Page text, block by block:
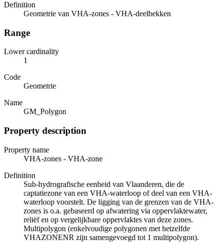
Definition
Geometrie van VHA-zones - VHA-deelbekken
Range
Lower cardinality
1
Code
Geometrie
Name
GM_Polygon
Property description
Property name
VHA-zones - VHA-zone
Definition
Sub-hydrografische eenheid van Vlaanderen, die de
captatiezone van een VHA-waterloop of deel van een VHA-
waterloop voorstelt. De ligging van de grenzen van de VHA-
zones is o.a. gebaseerd op afwatering via oppervlaktewater,
reliëf en op vergelijkbare oppervlaktes van deze zones.
Multipolygon (enkelvoudige polygonen met hetzelfde
VHAZONENR zijn samengevoegd tot 1 multipolygon).